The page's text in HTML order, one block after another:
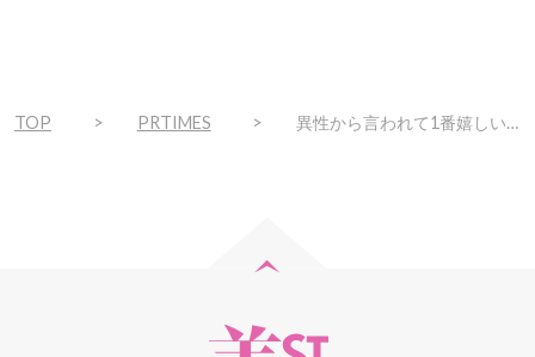
TOP PRTIMES 異性から言われて1番嬉しい褒め言葉は？第2位は「綺麗だね」で23.5%、第1位は？